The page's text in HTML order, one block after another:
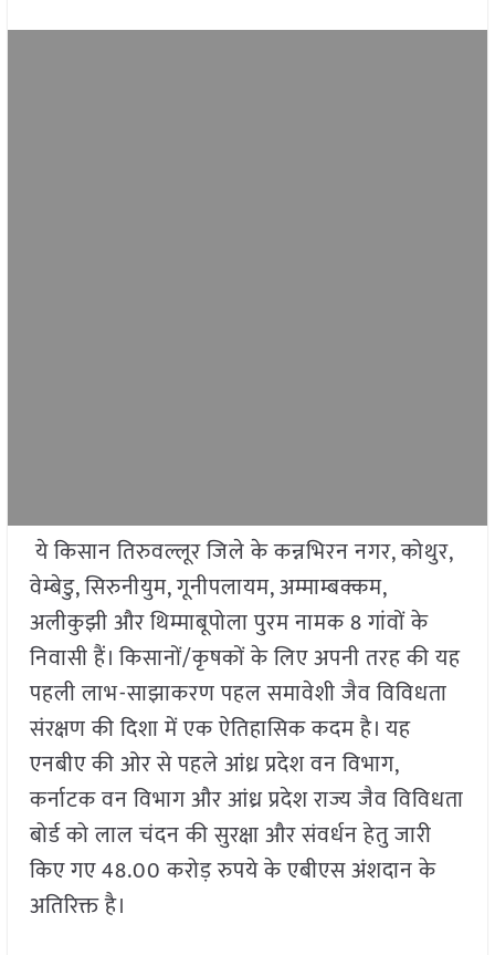
ये किसान तिरुवल्लूर जिले के कन्नभिरन नगर, कोथुर,
वेम्बेडु, सिरुनीयुम, गूनीपलायम, अम्माम्बक्कम,
अलीकुझी और थिम्माबूपोला पुरम नामक 8 गांवों के
निवासी हैं। किसानों/कृषकों के लिए अपनी तरह की यह
पहली लाभ-साझाकरण पहल समावेशी जैव विविधता
संरक्षण की दिशा में एक ऐतिहासिक कदम है। यह
एनबीए की ओर से पहले आंध्र प्रदेश वन विभाग,
कर्नाटक वन विभाग और आंध्र प्रदेश राज्य जैव विविधता
बोर्ड को लाल चंदन की सुरक्षा और संवर्धन हेतु जारी
किए गए 48.00 करोड़ रुपये के एबीएस अंशदान के
अतिरिक्त है।